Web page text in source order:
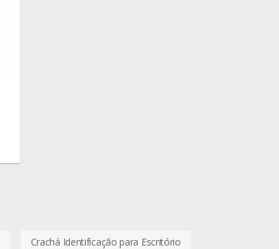
Crachá Identificação para Escritório